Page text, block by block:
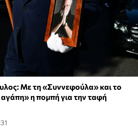
Με τη «Συννεφούλα» και το
η πομπή για την ταφή